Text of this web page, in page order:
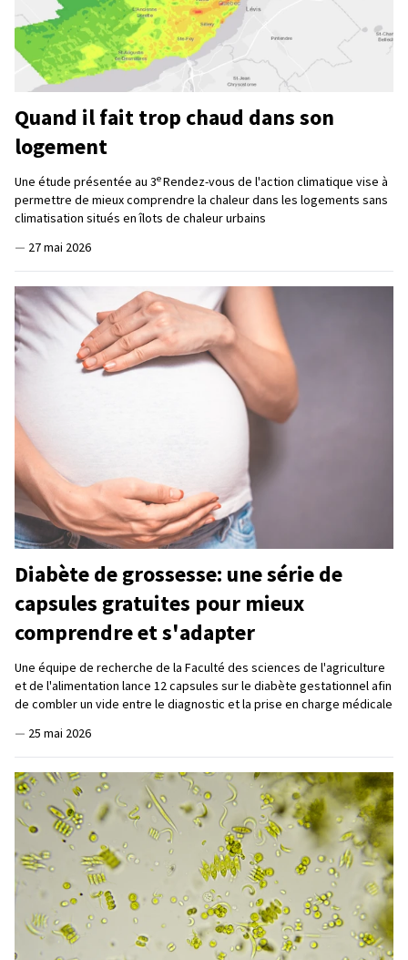
Quand il fait trop chaud dans son
logement
Une étude présentée au 3eRendez-vous de l'action climatique vise à
permettre de mieux comprendre la chaleur dans les logements sans
climatisation situés en îlots de chaleur urbains
— 27 mai 2026
Diabète de grossesse: une série de
capsules gratuites pour mieux
comprendre et s'adapter
Une équipe de recherche de la Faculté des sciences de l'agriculture
et de l'alimentation lance 12 capsules sur le diabète gestationnel afin
de combler un vide entre le diagnostic et la prise en charge médicale
— 25 mai 2026